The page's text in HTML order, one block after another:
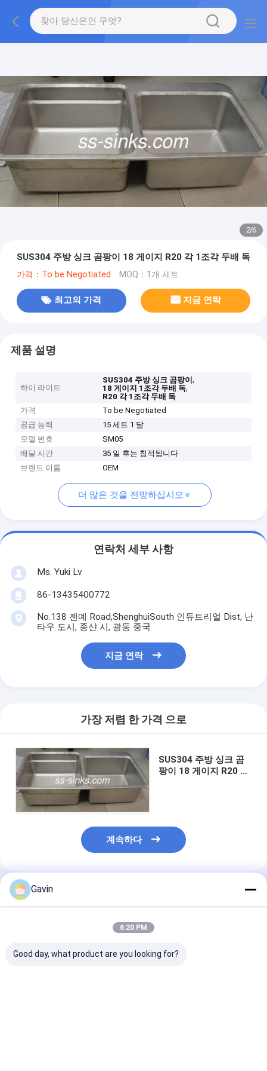
2/6
SUS304 주방 싱크 곰팡이 18 게이지 R20 각 1조각 두배 독
가격：To be Negotiated MOQ：1개 세트
최고의 가격 지금 연락
제품 설명
하이 라이트
SUS304 주방 싱크 곰팡이,
18 게이지 1조각 두배 독,
R20 각 1조각 두배 독
가격
To be Negotiated
공급 능력
15 세트 1 달
모델 번호
SM05
배달 시간
35 일 후는 침적됩니다
브랜드 이름
OEM
더 많은 것을 전망하십시오
연락처 세부 사항
Ms. Yuki Lv
86-13435400772
No.138 젠예 Road,ShenghuiSouth 인듀트리얼 Dist, 난
타우 도시, 종샨 시, 광동 중국
지금 연락
가장 저렴 한 가격 으로
SUS304 주방 싱크 곰
팡이 18 게이지 R20 각
계속하다
추천된 제품
Gavin
6:20 PM
Good day, what product are you looking for?